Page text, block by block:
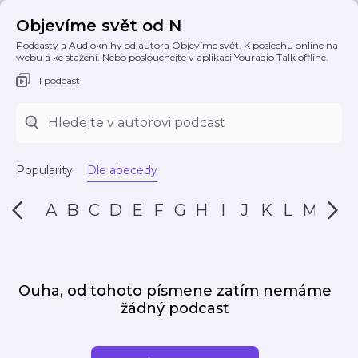
Objevíme svět od N
Podcasty a Audioknihy od autora Objevíme svět. K poslechu online na
webu a ke stažení. Nebo poslouchejte v aplikaci Youradio Talk offline.
1 podcast
Popularity Dle abecedy
A B C D E F G H I J K L M N
Ouha, od tohoto písmene zatím nemáme
žádný podcast